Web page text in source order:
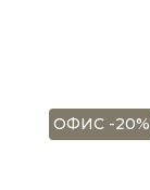
ОФИС -20%